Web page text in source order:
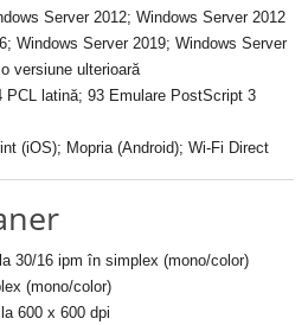
Server 2012; Windows Server 2012
Windows Server 2019; Windows Server
versiune ulterioară
PCL latină; 93 Emulare PostScript 3
(iOS); Mopria (Android); Wi-Fi Direct
30/16 ipm în simplex (mono/color)
(mono/color)
600 x 600 dpi